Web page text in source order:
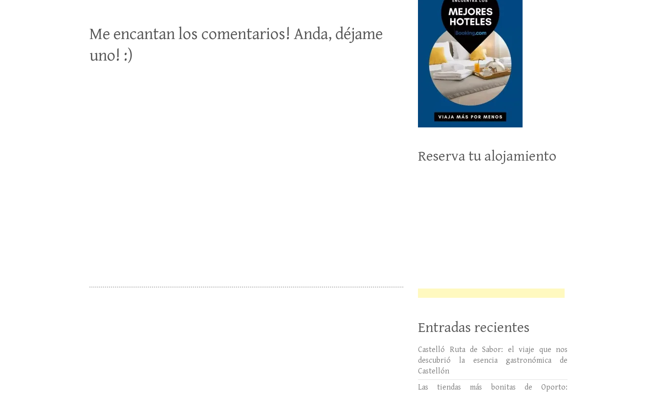
Me encantan los comentarios! Anda, déjame
uno! :)
Reserva tu alojamiento
Entradas recientes
Castelló Ruta de Sabor: el viaje que nos
descubrió la esencia gastronómica de
Castellón
Las tiendas más bonitas de Oporto: